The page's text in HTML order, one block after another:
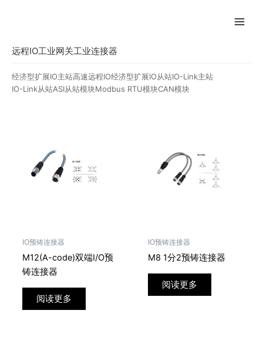
远程IO工业网关工业连接器
经济型扩展IO主站高速远程IO经济型扩展IO从站IO-Link主站
IO-Link从站ASI从站模块Modbus RTU模块CAN模块
IO预铸连接器
M12(A-code)双端I/O预
铸连接器
阅读更多
IO预铸连接器
M8 1分2预铸连接器
阅读更多